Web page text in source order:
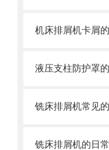
机床排屑机卡屑
液压支柱防护罩
铣床排屑机常见
铣床排屑机的日